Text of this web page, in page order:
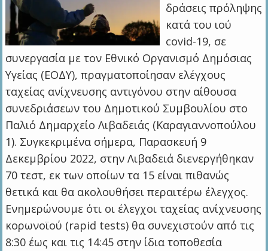
δράσεις πρόληψης
κατά του ιού
covid-19, σε
συνεργασία με τον Εθνικό Οργανισμό Δημόσιας
Υγείας (ΕΟΔΥ), πραγματοποίησαν ελέγχους
ταχείας ανίχνευσης αντιγόνου στην αίθουσα
συνεδριάσεων του Δημοτικού Συμβουλίου στο
Παλιό Δημαρχείο Λιβαδειάς (Καραγιαννοπούλου
1). Συγκεκριμένα σήμερα, Παρασκευή 9
Δεκεμβρίου 2022, στην Λιβαδειά διενεργήθηκαν
70 τεστ, εκ των οποίων τα 15 είναι πιθανώς
θετικά και θα ακολουθήσει περαιτέρω έλεγχος.
Ενημερώνουμε ότι οι έλεγχοι ταχείας ανίχνευσης
κορωνοϊού (rapid tests) θα συνεχιστούν από τις
8:30 έως και τις 14:45 στην ίδια τοποθεσία